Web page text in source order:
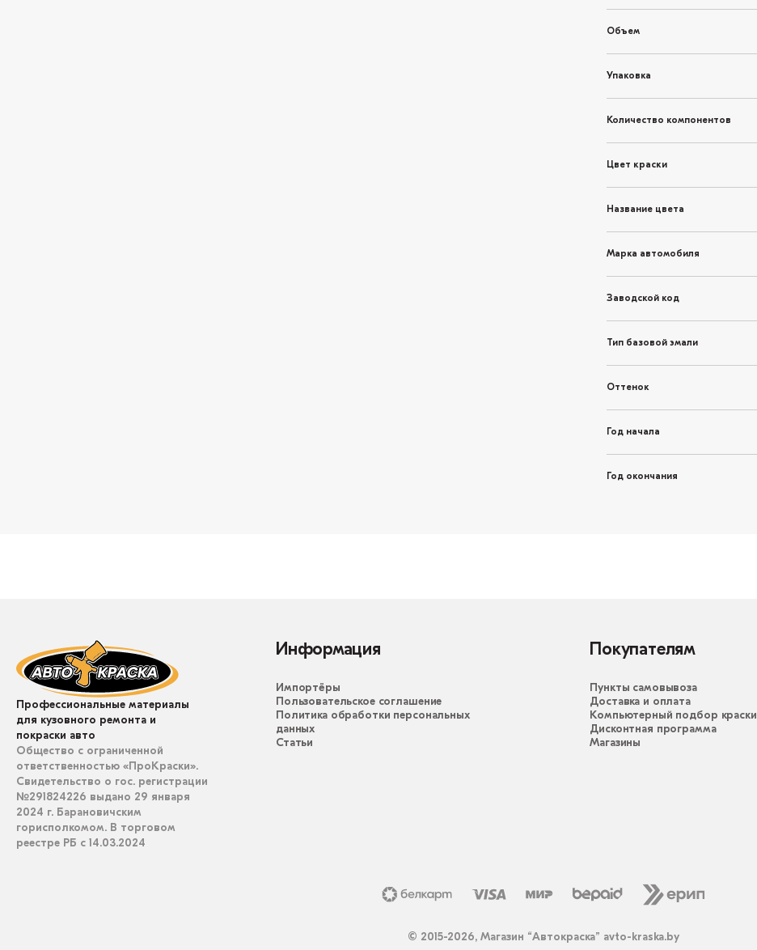
Объем
Упаковка
Количество компонентов
Цвет краски
Название цвета
Марка автомобиля
Заводской код
Тип базовой эмали
Оттенок
Год начала
Год окончания
Профессиональные материалы
для кузовного ремонта и
покраски авто
Общество с ограниченной
ответственностью «ПроКраски».
Свидетельство о гос. регистрации
№291824226 выдано 29 января
2024 г. Барановичским
горисполкомом. В торговом
реестре РБ с 14.03.2024
Информация
Импортёры
Пользовательское соглашение
Политика обработки персональных
данных
Статьи
Покупателям
Пункты самовывоза
Доставка и оплата
Компьютерный подбор краски
Дисконтная программа
Магазины
© 2015-2026, Магазин “Автокраска” avto-kraska.by